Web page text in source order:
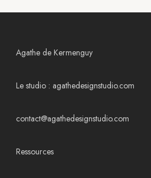
Agathe de Kermenguy
Le studio : agathedesignstudio.com
contact@agathedesignstudio.com
Ressources